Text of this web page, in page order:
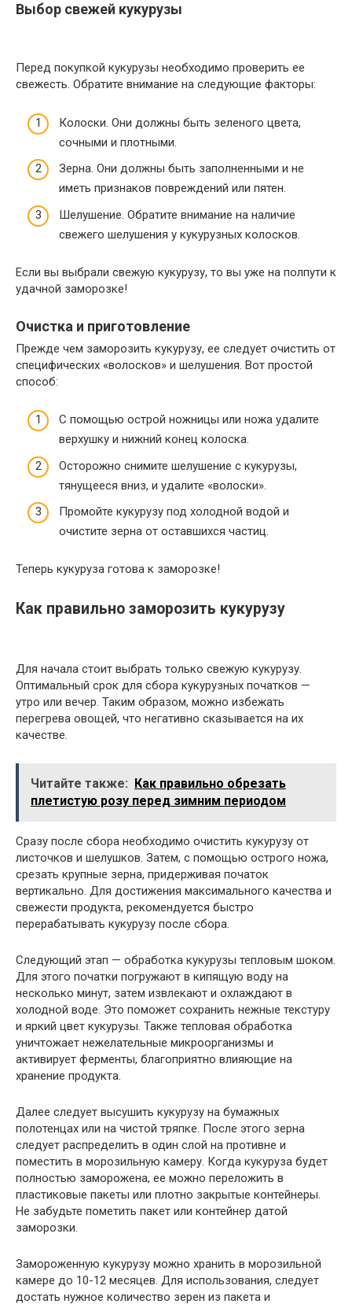
Выбор свежей кукурузы
Перед покупкой кукурузы необходимо проверить ее
свежесть. Обратите внимание на следующие факторы:
Колоски. Они должны быть зеленого цвета,
сочными и плотными.
Зерна. Они должны быть заполненными и не
иметь признаков повреждений или пятен.
Шелушение. Обратите внимание на наличие
свежего шелушения у кукурузных колосков.
Если вы выбрали свежую кукурузу, то вы уже на полпути к
удачной заморозке!
Очистка и приготовление
Прежде чем заморозить кукурузу, ее следует очистить от
специфических «волосков» и шелушения. Вот простой
способ:
С помощью острой ножницы или ножа удалите
верхушку и нижний конец колоска.
Осторожно снимите шелушение с кукурузы,
тянущееся вниз, и удалите «волоски».
Промойте кукурузу под холодной водой и
очистите зерна от оставшихся частиц.
Теперь кукуруза готова к заморозке!
Как правильно заморозить кукурузу
Для начала стоит выбрать только свежую кукурузу.
Оптимальный срок для сбора кукурузных початков —
утро или вечер. Таким образом, можно избежать
перегрева овощей, что негативно сказывается на их
качестве.
Читайте также: Как правильно обрезать
плетистую розу перед зимним периодом
Сразу после сбора необходимо очистить кукурузу от
листочков и шелушков. Затем, с помощью острого ножа,
срезать крупные зерна, придерживая початок
вертикально. Для достижения максимального качества и
свежести продукта, рекомендуется быстро
перерабатывать кукурузу после сбора.
Следующий этап — обработка кукурузы тепловым шоком.
Для этого початки погружают в кипящую воду на
несколько минут, затем извлекают и охлаждают в
холодной воде. Это поможет сохранить нежные текстуру
и яркий цвет кукурузы. Также тепловая обработка
уничтожает нежелательные микроорганизмы и
активирует ферменты, благоприятно влияющие на
хранение продукта.
Далее следует высушить кукурузу на бумажных
полотенцах или на чистой тряпке. После этого зерна
следует распределить в один слой на противне и
поместить в морозильную камеру. Когда кукуруза будет
полностью заморожена, ее можно переложить в
пластиковые пакеты или плотно закрытые контейнеры.
Не забудьте пометить пакет или контейнер датой
заморозки.
Замороженную кукурузу можно хранить в морозильной
камере до 10-12 месяцев. Для использования, следует
достать нужное количество зерен из пакета и